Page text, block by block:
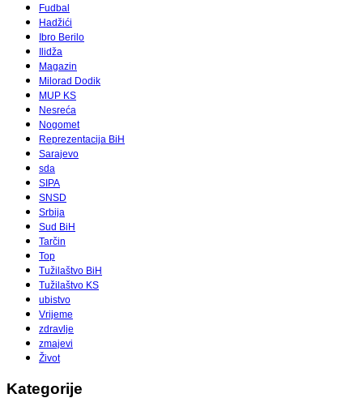
Fudbal
Hadžići
Ibro Berilo
Ilidža
Magazin
Milorad Dodik
MUP KS
Nesreća
Nogomet
Reprezentacija BiH
Sarajevo
sda
SIPA
SNSD
Srbija
Sud BiH
Tarčin
Top
Tužilaštvo BiH
Tužilaštvo KS
ubistvo
Vrijeme
zdravlje
zmajevi
Život
Kategorije